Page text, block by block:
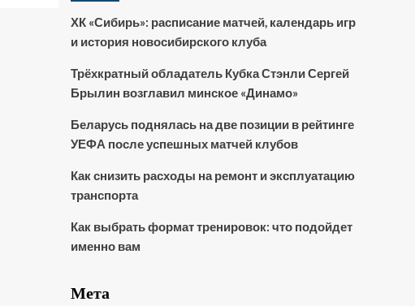
ХК «Сибирь»: расписание матчей, календарь игр
и история новосибирского клуба
Трёхкратный обладатель Кубка Стэнли Сергей
Брылин возглавил минское «Динамо»
Беларусь поднялась на две позиции в рейтинге
УЕФА после успешных матчей клубов
Как снизить расходы на ремонт и эксплуатацию
транспорта
Как выбрать формат тренировок: что подойдет
именно вам
Мета